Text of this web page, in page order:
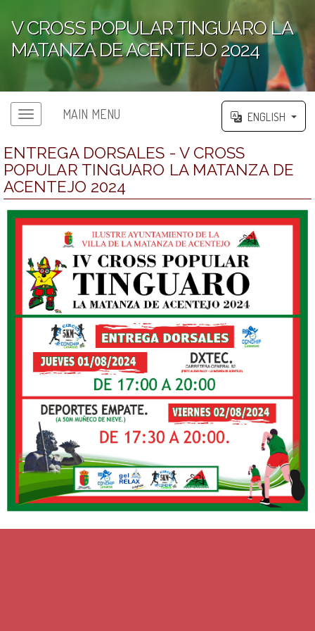
V CROSS POPULAR TINGUARO LA
MATANZA DE ACENTEJO 2024
MAIN MENU ENGLISH
ENTREGA DORSALES - V CROSS
POPULAR TINGUARO LA MATANZA DE
ACENTEJO 2024